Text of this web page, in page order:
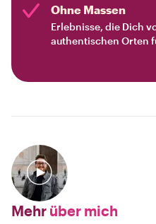
Ohne Massen
Erlebnisse, die Dich
authentischen Orten
Mehr über mich